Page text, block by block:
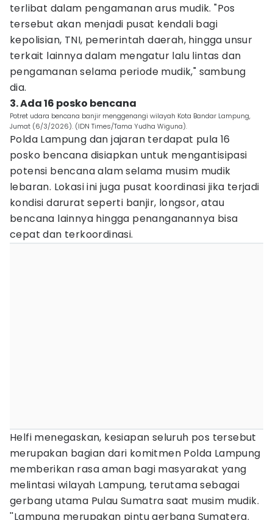
terlibat dalam pengamanan arus mudik. "Pos
tersebut akan menjadi pusat kendali bagi
kepolisian, TNI, pemerintah daerah, hingga unsur
terkait lainnya dalam mengatur lalu lintas dan
pengamanan selama periode mudik," sambung
dia.
3. Ada 16 posko bencana
Potret udara bencana banjir menggenangi wilayah Kota Bandar Lampung,
Jumat (6/3/2026). (IDN Times/Tama Yudha Wiguna).
Polda Lampung dan jajaran terdapat pula 16
posko bencana disiapkan untuk mengantisipasi
potensi bencana alam selama musim mudik
lebaran. Lokasi ini juga pusat koordinasi jika terjadi
kondisi darurat seperti banjir, longsor, atau
bencana lainnya hingga penanganannya bisa
cepat dan terkoordinasi.
Helfi menegaskan, kesiapan seluruh pos tersebut
merupakan bagian dari komitmen Polda Lampung
memberikan rasa aman bagi masyarakat yang
melintasi wilayah Lampung, terutama sebagai
gerbang utama Pulau Sumatra saat musim mudik.
''Lampung merupakan pintu gerbang Sumatera.